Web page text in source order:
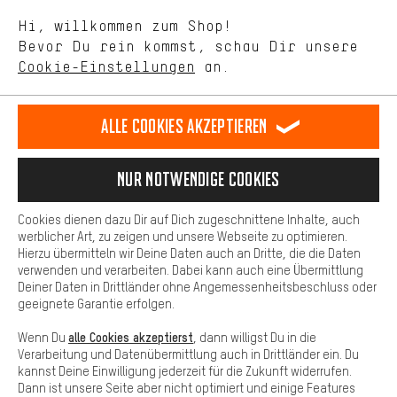
Sprache"
Deutsch
DE english
EN español
ES français
FR
VERTRAG WIDERRUFEN Aachener Community Affiliateprogramm
Datenschutz Allgemeine Geschäftsbedingungen
Hinweisgebersystem Hinweise zur Batterieentsorgung
Cookie-Einstellungen Kontrast ändern
Alle Preise verstehen sich in Euro und exkl. MwSt zuzüglich
Versandkostenfür Lieferung nachUSA.
Hi, willkommen zum Shop!
Bevor Du rein kommst, schau Dir unsere
Cookie-Einstellungen an.
selbst Einfluss auf die Verbesserung unserer Webseite und
unseres Shop-Angebots.
Dein Shopping-Erlebnis wird komfortabler. Mit Komfort-Cookies
stellen wir Verknüpfungen zu Social Media Plattformen her. So
können wir dir weitere nützliche Inhalte und Informationen zur
Verfügung stellen. Zudem hast du die Möglichkeit zusätzliche
Services zu nutzen, die es dir erleichtern die richtigen Produkte zu
finden. Beispielsweise bieten wir eine Chat-Funktion an, damit
Fragen schnell und unkompliziert beantwortet werden können.
Basis
Basis-Cookies gewährleisten, dass Du unsere Webseite
grundsätzlich nutzen kannst.
Alle Cookies akzeptieren
Nur Notwendige Cookies
Cookies dienen dazu Dir auf Dich zugeschnittene Inhalte, auch
werblicher Art, zu zeigen und unsere Webseite zu optimieren.
Hierzu übermitteln wir Deine Daten auch an Dritte, die die Daten
verwenden und verarbeiten. Dabei kann auch eine Übermittlung
Deiner Daten in Drittländer ohne Angemessenheitsbeschluss oder
geeignete Garantie erfolgen.
Wenn Du alle Cookies akzeptierst , dann willigst Du in die
Verarbeitung und Datenübermittlung auch in Drittländer ein. Du
kannst Deine Einwilligung jederzeit für die Zukunft widerrufen.
Dann ist unsere Seite aber nicht optimiert und einige Features